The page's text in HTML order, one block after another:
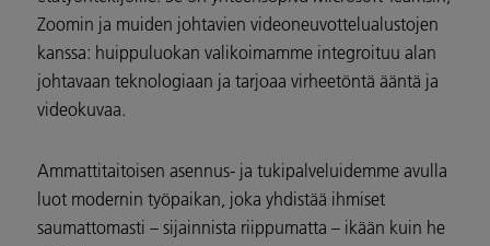
Zoomin ja muiden johtavien videoneuvottelualustojen
kanssa: huippuluokan valikoimamme integroituu alan
johtavaan teknologiaan ja tarjoaa virheetöntä ääntä ja
videokuvaa.
Ammattitaitoisen asennus- ja tukipalveluidemme avulla
luot modernin työpaikan, joka yhdistää ihmiset
saumattomasti – sijainnista riippumatta – ikään kuin he